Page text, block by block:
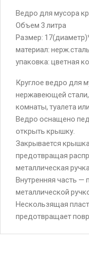
Ведро для мусора
Объем 3 литра
Размер:
материал:
упаковка: цветная
Круглое ведро для
нержавеющей
комнаты, туалета
Ведро оснащено
открыть крышку.
Закрывается
предотвращая
металлическая
Внутренняя часть —
металлической
Нескользящая
предотвращает